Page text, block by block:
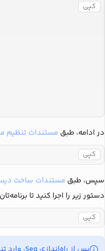
کپی
در ادامه، طبق مستندات تنظیم
کپی
سپس، طبق مستندات ساخت
دستور زیر را اجرا کنید تا
کپی